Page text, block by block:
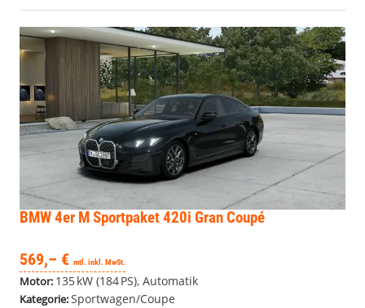
BMW 4er M Sportpaket 420i Gran Coupé
569,– € mtl. inkl. MwSt.
Motor: 135 kW (184 PS), Automatik
Kategorie:Sportwagen/Coupe